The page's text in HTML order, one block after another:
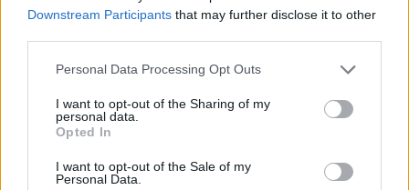
Downstream Participants that may further disclose it to other
Please note that this website/app uses one or more Google
not limited to your visit or usage behaviour. You may click to
grant or deny consent to Google and its third-party tags to
use your data for below specified purposes in below Google
consent section.
Personal Data Processing Opt Outs
I want to opt-out of the Sharing of my
personal data.
Opted In
I want to opt-out of the Sale of my
Personal Data.
Vous voulez rester informé ? Suivez-
nous sur
News
Sujets Psychothérapie centrée sur le client